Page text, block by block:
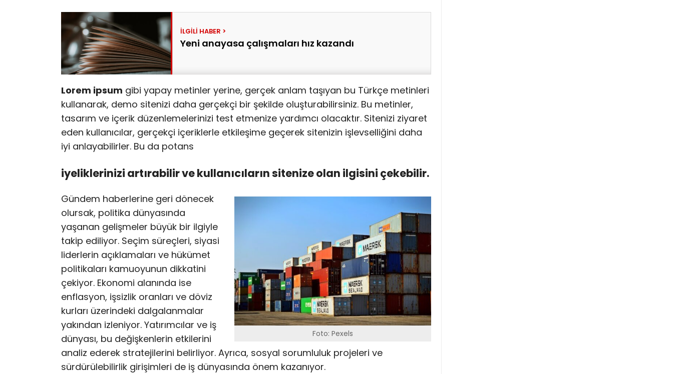
Yeni anayasa çalışmaları hız kazandı
Lorem ipsum gibi yapay metinler yerine, gerçek anlam taşıyan bu Türkçe metinleri
kullanarak, demo sitenizi daha gerçekçi bir şekilde oluşturabilirsiniz. Bu metinler,
tasarım ve içerik düzenlemelerinizi test etmenize yardımcı olacaktır. Sitenizi ziyaret
eden kullanıcılar, gerçekçi içeriklerle etkileşime geçerek sitenizin işlevselliğini daha
iyi anlayabilirler. Bu da potans
iyeliklerinizi artırabilir ve kullanıcıların sitenize olan ilgisini çekebilir.
Foto: Pexels
Gündem haberlerine geri dönecek
olursak, politika dünyasında
yaşanan gelişmeler büyük bir ilgiyle
takip ediliyor. Seçim süreçleri, siyasi
liderlerin açıklamaları ve hükümet
politikaları kamuoyunun dikkatini
çekiyor. Ekonomi alanında ise
enflasyon, işsizlik oranları ve döviz
kurları üzerindeki dalgalanmalar
yakından izleniyor. Yatırımcılar ve iş
dünyası, bu değişkenlerin etkilerini
analiz ederek stratejilerini belirliyor. Ayrıca, sosyal sorumluluk projeleri ve
sürdürülebilirlik girişimleri de iş dünyasında önem kazanıyor.